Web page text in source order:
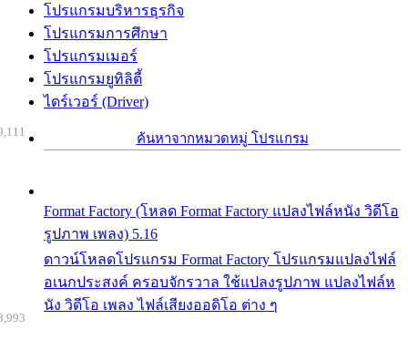
โปรแกรมบริหารธุรกิจ
โปรแกรมการศึกษา
โปรแกรมเมอร์
โปรแกรมยูทิลิตี้
ไดร์เวอร์ (Driver)
ค้นหาจากหมวดหมู่ โปรแกรม
Format Factory (โหลด Format Factory แปลงไฟล์หนัง วิดีโอ
รูปภาพ เพลง) 5.16
ดาวน์โหลดโปรแกรม Format Factory โปรแกรมแปลงไฟล์
อเนกประสงค์ ครอบจักรวาล ใช้แปลงรูปภาพ แปลงไฟล์ห
นัง วิดีโอ เพลง ไฟล์เสียงออดิโอ ต่าง ๆ